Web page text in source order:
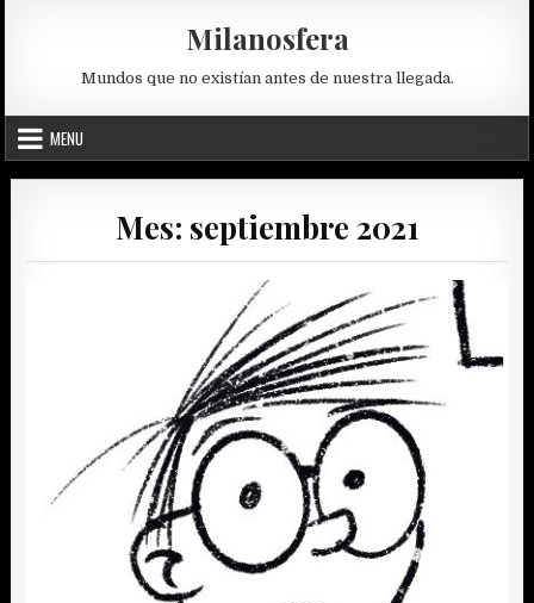
Milanosfera
Mundos que no existían antes de nuestra llegada.
MENU
Mes: septiembre 2021